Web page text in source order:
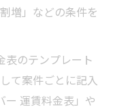
増」などの条件を
表のテンプレート
て案件ごとに記入
ー 運賃料金表」や